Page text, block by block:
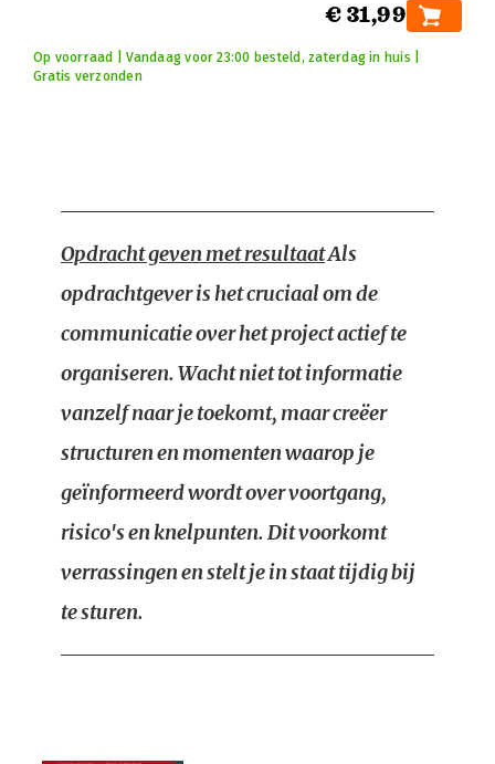
€ 31,99
Op voorraad | Vandaag voor 23:00 besteld, zaterdag in huis |
Gratis verzonden
Opdracht geven met resultaatAls
opdrachtgever is het cruciaal om de
communicatie over het project actief te
organiseren. Wacht niet tot informatie
vanzelf naar je toekomt, maar creëer
structuren en momenten waarop je
geïnformeerd wordt over voortgang,
risico's en knelpunten. Dit voorkomt
verrassingen en stelt je in staat tijdig bij
te sturen.